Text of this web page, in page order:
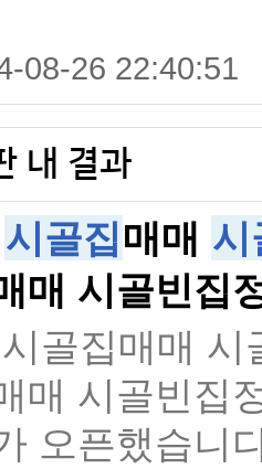
08-26 22:40:51
내 결과
시골집매매 시
매 시골빈집
골집매매
매 시골빈집
오픈했습니